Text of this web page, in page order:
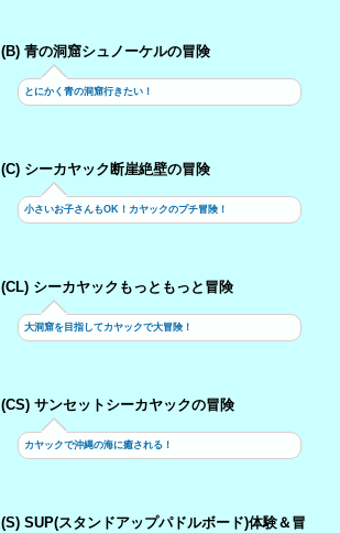
(B) 青の洞窟シュノーケルの冒険
とにかく青の洞窟行きたい！
(C) シーカヤック断崖絶壁の冒険
小さいお子さんもOK！カヤックのプチ冒険！
(CL) シーカヤックもっともっと冒険
大洞窟を目指してカヤックで大冒険！
(CS) サンセットシーカヤックの冒険
カヤックで沖縄の海に癒される！
(S) SUP(スタンドアップパドルボード)体験＆冒